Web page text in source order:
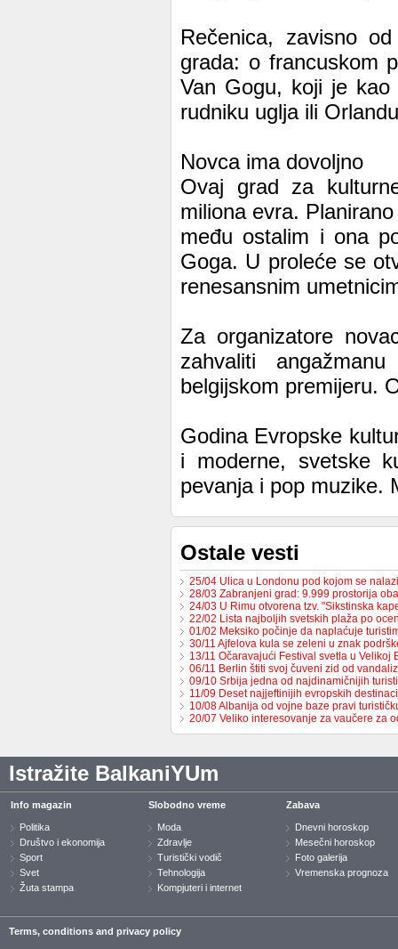
Rečenica, zavisno
grada: o francuskom
Van Gogu, koji je
rudniku uglja ili
Novca ima dovoljno
Ovaj grad za
miliona evra.
među ostalim i ona
Goga. U proleće se
renesansnim
Za organizatore
zahvaliti
belgijskom premijeru.
Godina Evropske
i moderne, svetske
pevanja i pop muzike.
Ostale vesti
25/04 Ulica u Londonu pod kojom se
28/03 Zabranjeni grad: 9.999 prostorija
24/03 U Rimu otvorena tzv. "Sikstinska
22/02 Lista najboljih svetskih plaža po
01/02 Meksiko počinje da naplaćuje
30/11 Ajfelova kula se zeleni u znak
13/11 Očaravajući Festival svetla u Velikoj
06/11 Berlin štiti svoj čuveni zid od
09/10 Srbija jedna od najdinamičnijih
11/09 Deset najjeftinijih evropskih
10/08 Albanija od vojne baze pravi
20/07 Veliko interesovanje za vaučere za
Istražite BalkaniYUm
Info magazin
Politika
Društvo i ekonomija
Sport
Svet
Žuta stampa
Slobodno vreme
Moda
Zdravlje
Turistički vodič
Tehnologija
Kompjuteri i internet
Zabava
Dnevni horoskop
Mesečni horoskop
Foto galerija
Vremenska prognoza
Terms, conditions and privacy policy